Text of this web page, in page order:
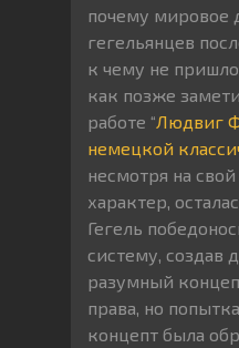
почему мировое
гегельянцев
к чему не
как позже
работе “Людвиг
немецкой
несмотря на
характер,
Гегель
систему, создав
разумный
права, но
концепт была